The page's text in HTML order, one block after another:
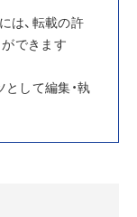
は、転載の許
できます
して編集・執